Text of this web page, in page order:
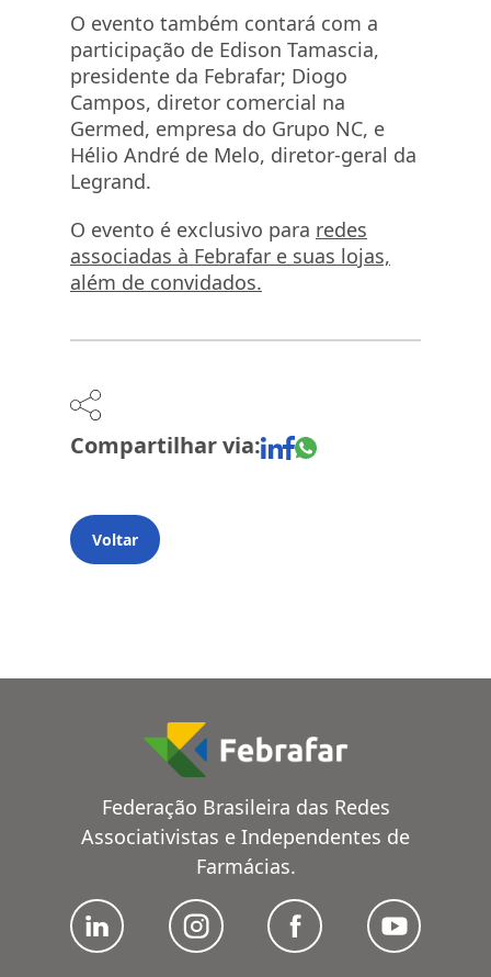
O evento também contará com a
participação de Edison Tamascia,
presidente da Febrafar; Diogo
Campos, diretor comercial na
Germed, empresa do Grupo NC, e
Hélio André de Melo, diretor-geral da
Legrand.
O evento é exclusivo para redes
associadas à Febrafar e suas lojas,
além de convidados.
Compartilhar via:
Voltar
Federação Brasileira das Redes
Associativistas e Independentes de
Farmácias.